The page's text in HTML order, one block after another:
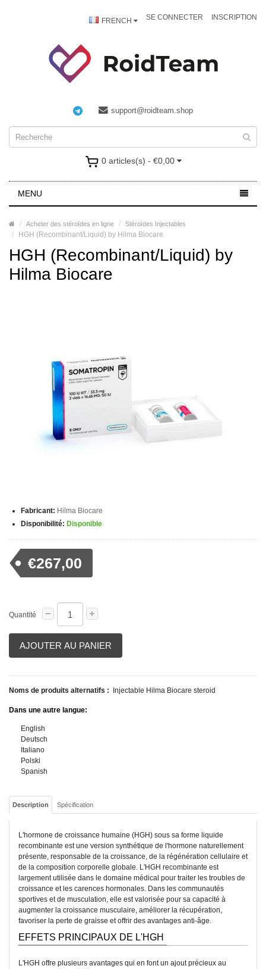
FRENCH SE CONNECTER INSCRIPTION
support@roidteam.shop
0 articles(s) - €0,00
MENU
Acheter des stéroïdes en ligne Stéroïdes Injectables
HGH (Recombinant/Liquid) by Hilma Biocare
HGH (Recombinant/Liquid) by
Hilma Biocare
Fabricant: Hilma Biocare
Disponibilité: Disponible
€267,00
Quantité
AJOUTER AU PANIER
Noms de produits alternatifs : Injectable Hilma Biocare steroid
Dans une autre langue:
English
Deutsch
Italiano
Polski
Spanish
Description Spécification
L'hormone de croissance humaine (HGH) sous sa forme liquide
recombinante est une version synthétique de l'hormone naturellement
présente, responsable de la croissance, de la régénération cellulaire et
de la composition corporelle globale. L'HGH recombinante est
largement utilisée dans le domaine médical pour traiter les troubles de
croissance et les carences hormonales. Dans les communautés
sportives et de musculation, elle est valorisée pour sa capacité à
augmenter la croissance musculaire, améliorer la récupération,
favoriser la perte de graisse et offrir des avantages anti-âge.
EFFETS PRINCIPAUX DE L'HGH
L'HGH offre plusieurs avantages qui en font un ajout précieux au